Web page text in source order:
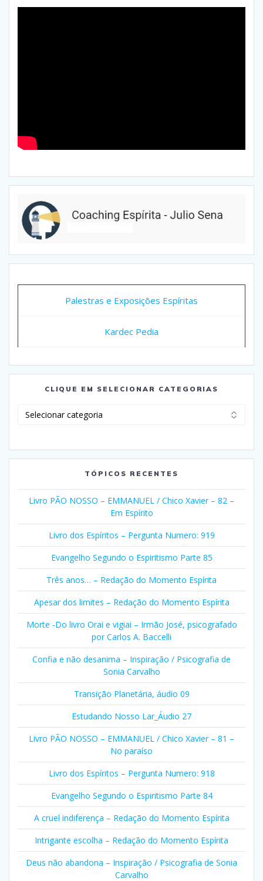
Palestras e Exposições Espíritas
Kardec Pedia
CLIQUE EM SELECIONAR CATEGORIAS
TÓPICOS RECENTES
Livro PÃO NOSSO – EMMANUEL / Chico Xavier – 82 –
Em Espírito
Livro dos Espíritos – Pergunta Numero: 919
Evangelho Segundo o Espiritismo Parte 85
Três anos… – Redação do Momento Espírita
Apesar dos limites – Redação do Momento Espírita
Morte -Do livro Orai e vigiai – Irmão José, psicografado
por Carlos A. Baccelli
Confia e não desanima – Inspiração / Psicografia de
Sonia Carvalho
Transição Planetária, áudio 09
Estudando Nosso Lar_Áudio 27
Livro PÃO NOSSO – EMMANUEL / Chico Xavier – 81 –
No paraíso
Livro dos Espíritos – Pergunta Numero: 918
Evangelho Segundo o Espiritismo Parte 84
A cruel indiferença – Redação do Momento Espírita
Intrigante escolha – Redação do Momento Espírita
Deus não abandona – Inspiração / Psicografia de Sonia
Carvalho